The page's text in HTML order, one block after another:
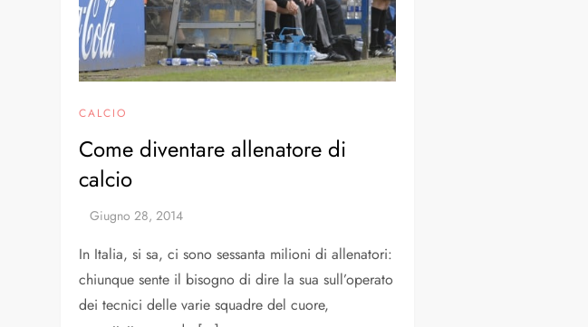
CALCIO
Come diventare allenatore di
calcio
In Italia, si sa, ci sono sessanta milioni di allenatori:
chiunque sente il bisogno di dire la sua sull’operato
dei tecnici delle varie squadre del cuore,